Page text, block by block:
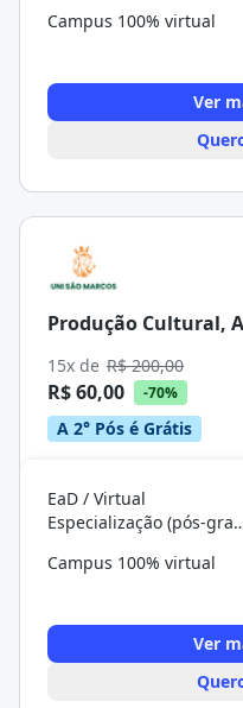
Campus 100% virtual
Ver
Produção Cultural,
15x de R$ 200,00
R$ 60,00 -70%
A 2° Pós é Grátis
EaD / Virtual
Campus 100% virtual
Ver